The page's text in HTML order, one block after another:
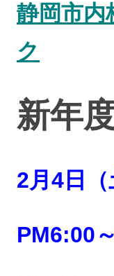
静岡市
ク
新年
2月4日（
PM6:00